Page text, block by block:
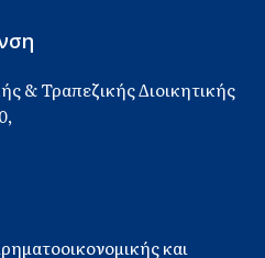
& Τραπεζικής Διοικητικής
και